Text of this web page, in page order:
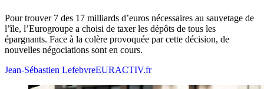
Pour trouver 7 des 17 milliards d’euros nécessaires au sauvetage de
l’île, l’Eurogroupe a choisi de taxer les dépôts de tous les
épargnants. Face à la colère provoquée par cette décision, de
nouvelles négociations sont en cours.
Jean-Sébastien LefebvreEURACTIV.fr